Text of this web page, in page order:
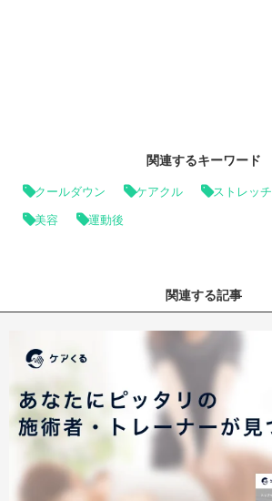
関連するキーワード
クールダウン ケアクル ストレッチ
美容 運動後
関連する記事